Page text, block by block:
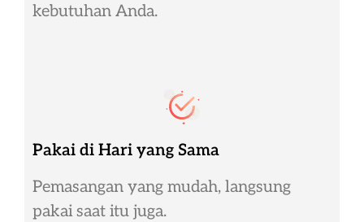
kebutuhan Anda.
Pakai di Hari yang Sama
Pemasangan yang mudah, langsung
pakai saat itu juga.